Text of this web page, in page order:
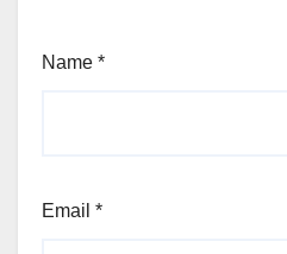
Name *
Email *